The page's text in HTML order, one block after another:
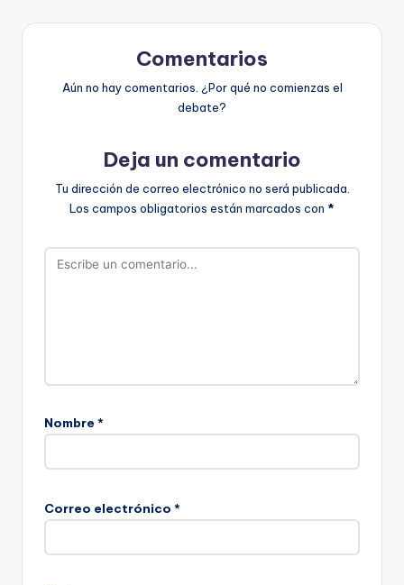
Comentarios
Aún no hay comentarios. ¿Por qué no comienzas el
debate?
Deja un comentario
Tu dirección de correo electrónico no será publicada.
Los campos obligatorios están marcados con *
Nombre *
Correo electrónico *